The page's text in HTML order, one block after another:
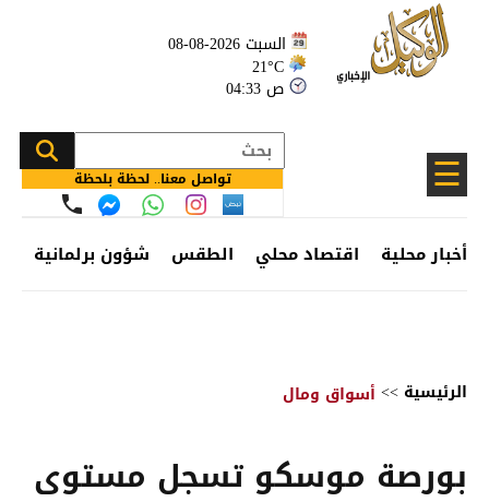
السبت 2026-08-08
21°C
04:33 ص
☰ تواصل معنا.. لحظة بلحظة
أخبار محلية اقتصاد محلي الطقس شؤون برلمانية
الرئيسية >> أسواق ومال
بورصة موسكو تسجل مستوى